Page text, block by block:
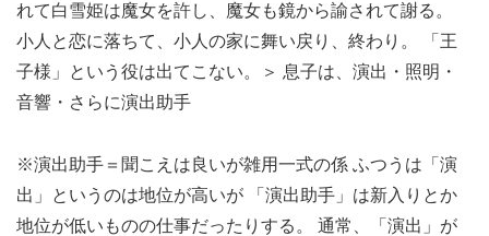
れて白雪姫は魔女を許し、魔女も鏡から諭されて謝る。
小人と恋に落ちて、小人の家に舞い戻り、終わり。 「王
子様」という役は出てこない。＞ 息子は、演出・照明・
音響・さらに演出助手
※演出助手＝聞こえは良いが雑用一式の係 ふつうは「演
出」というのは地位が高いが 「演出助手」は新入りとか
地位が低いものの仕事だったりする。 通常、「演出」が